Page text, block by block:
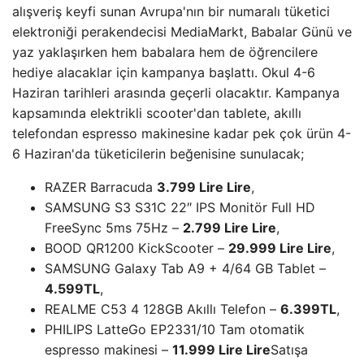
alışveriş keyfi sunan Avrupa'nın bir numaralı tüketici
elektroniği perakendecisi MediaMarkt, Babalar Günü ve
yaz yaklaşırken hem babalara hem de öğrencilere
hediye alacaklar için kampanya başlattı. Okul 4-6
Haziran tarihleri ​​arasında geçerli olacaktır. Kampanya
kapsamında elektrikli scooter'dan tablete, akıllı
telefondan espresso makinesine kadar pek çok ürün 4-
6 Haziran'da tüketicilerin beğenisine sunulacak;
RAZER Barracuda 3.799 Lire Lire,
SAMSUNG S3 S31C 22″ IPS Monitör Full HD
FreeSync 5ms 75Hz – 2.799 Lire Lire,
BOOD QR1200 KickScooter – 29.999 Lire Lire,
SAMSUNG Galaxy Tab A9 + 4/64 GB Tablet –
4.599TL,
REALME C53 4 128GB Akıllı Telefon – 6.399TL,
PHILIPS LatteGo EP2331/10 Tam otomatik
espresso makinesi – 11.999 Lire LireSatışa